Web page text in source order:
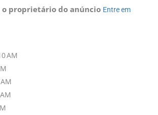
o proprietário do anúncio Entre em
AM